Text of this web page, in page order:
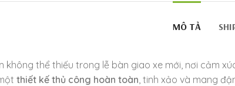
MÔ TẢ
không thể thiếu trong lễ bàn giao xe mới, nơi cảm
thiết kế thủ công hoàn toàn , tinh xảo và mang